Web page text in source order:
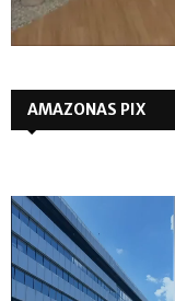
AMAZONAS PIX